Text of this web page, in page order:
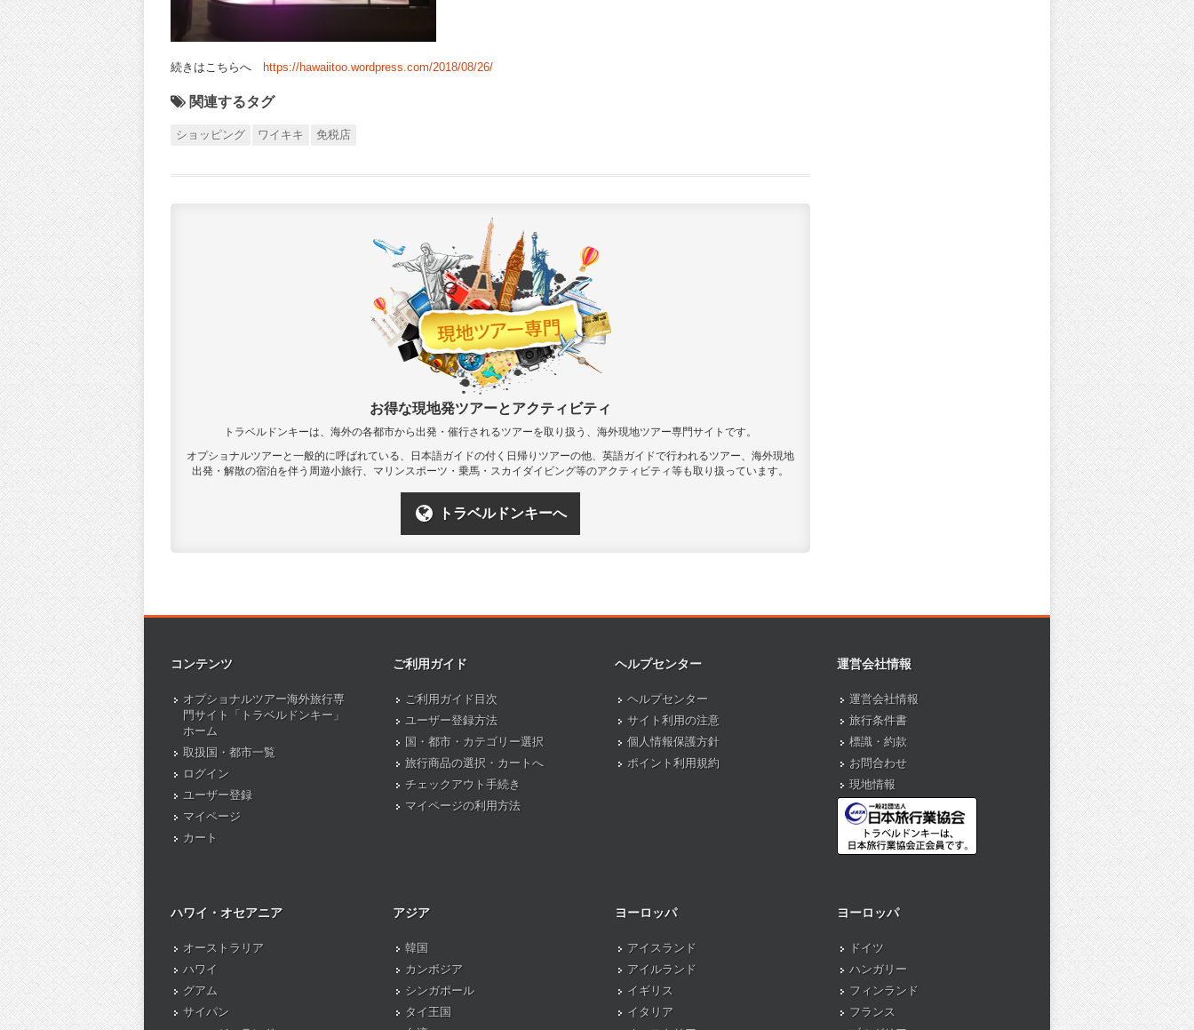
続きはこちらへ https://hawaiitoo.wordpress.com/2018/08/26/
関連するタグ
ショッピング ワイキキ 免税店
お得な現地発ツアーとアクティビティ
トラベルドンキーは、海外の各都市から出発・催行されるツアーを取り扱う、海外現地ツアー専門サイトです。
オプショナルツアーと一般的に呼ばれている、日本語ガイドの付く日帰りツアーの他、英語ガイドで行われるツアー、海外現地
出発・解散の宿泊を伴う周遊小旅行、マリンスポーツ・乗馬・スカイダイビング等のアクティビティ等も取り扱っています。
トラベルドンキーへ
コンテンツ
オプショナルツアー海外旅行専
門サイト「トラベルドンキー」
ホーム
取扱国・都市一覧
ログイン
ユーザー登録
マイページ
カート
ご利用ガイド
ご利用ガイド目次
ユーザー登録方法
国・都市・カテゴリー選択
旅行商品の選択・カートへ
チェックアウト手続き
マイページの利用方法
ヘルプセンター
ヘルプセンター
サイト利用の注意
個人情報保護方針
ポイント利用規約
運営会社情報
運営会社情報
旅行条件書
標識・約款
お問合わせ
現地情報
ハワイ・オセアニア
オーストラリア
ハワイ
グアム
サイパン
アジア
韓国
カンボジア
シンガポール
タイ王国
ヨーロッパ
アイスランド
アイルランド
イギリス
イタリア
ヨーロッパ
ドイツ
ハンガリー
フィンランド
フランス